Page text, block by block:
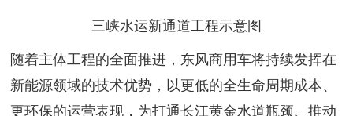
三峡水运新通道工程示意图
随着主体工程的全面推进，东风商用车将持续发挥在
新能源领域的技术优势，以更低的全生命周期成本、
更环保的运营表现，为打通长江黄金水道瓶颈、推动